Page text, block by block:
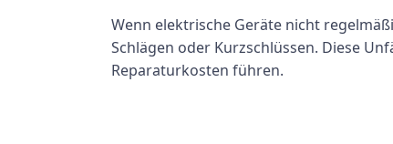
Wenn elektrische Geräte nicht
Schlägen oder Kurzschlüssen. Diese
Reparaturkosten führen.